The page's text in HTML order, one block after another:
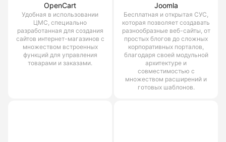
OpenCart
Удобная в использовании
ЦМС, специально
разработанная для создания
сайтов интернет-магазинов с
множеством встроенных
функций для управления
товарами и заказами.
Joomla
Бесплатная и открытая СУС,
которая позволяет создавать
разнообразные веб-сайты, от
простых блогов до сложных
корпоративных порталов,
благодаря своей модульной
архитектуре и
совместимостью с
множеством расширений и
готовых шаблонов.